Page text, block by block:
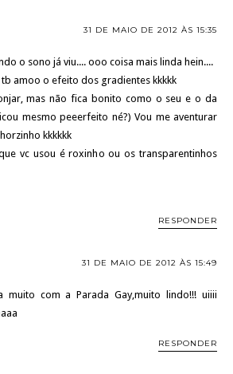
31 DE MAIO DE 2012 ÀS 15:35
o sono já viu.... ooo coisa mais linda hein....
amoo o efeito dos gradientes kkkkk
mas não fica bonito como o seu e o da
mesmo peeerfeito né?) Vou me aventurar
kkkkkk
vc usou é roxinho ou os transparentinhos
RESPONDER
31 DE MAIO DE 2012 ÀS 15:49
muito com a Parada Gay,muito lindo!!! uiiii
RESPONDER